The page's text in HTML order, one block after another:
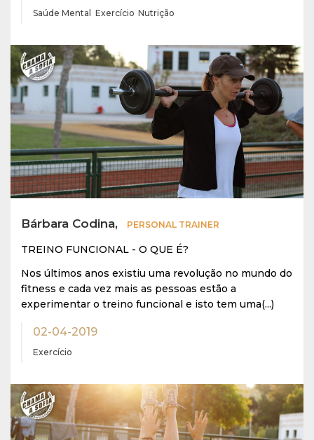
Saúde Mental Exercício Nutrição
Bárbara Codina, PERSONAL TRAINER
TREINO FUNCIONAL - O QUE É?
Nos últimos anos existiu uma revolução no mundo do
fitness e cada vez mais as pessoas estão a
experimentar o treino funcional e isto tem uma(...)
02-04-2019
Exercício